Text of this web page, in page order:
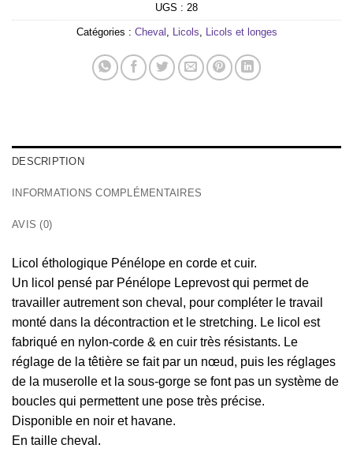
UGS : 28
Catégories : Cheval Licols Licols et longes
DESCRIPTION
INFORMATIONS COMPLÉMENTAIRES
AVIS (0)
Licol éthologique Pénélope en corde et cuir.
Un licol pensé par Pénélope Leprevost qui permet de
travailler autrement son cheval, pour compléter le travail
monté dans la décontraction et le stretching. Le licol est
fabriqué en nylon-corde & en cuir très résistants. Le
réglage de la têtière se fait par un nœud, puis les réglages
de la muserolle et la sous-gorge se font pas un système de
boucles qui permettent une pose très précise.
Disponible en noir et havane.
En taille cheval.